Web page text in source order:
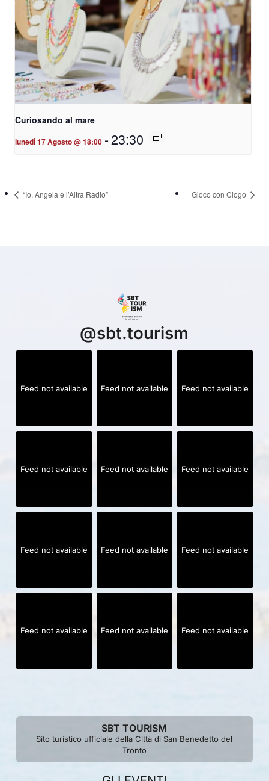
Curiosando al mare
lunedì 17 Agosto @ 18:00 -23:30
“Io, Angela e l’Altra Radio” Gioco con Ciogo
@sbt.tourism
Feed not available Feed not available Feed not available
Feed not available Feed not available Feed not available
Feed not available Feed not available Feed not available
Feed not available Feed not available Feed not available
SBT TOURISM
Sito turistico ufficiale della Città di San Benedetto del
Tronto